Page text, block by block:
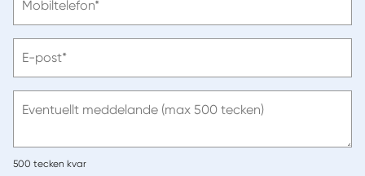
ange
Mobiltelefon*
ange
post
E-post*
Eventuellt meddelande (max 500 tecken)
500 tecken kvar